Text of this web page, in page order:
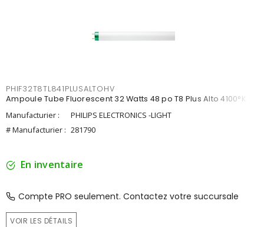
PHIF32T8TL841PLUSALTOHV
Ampoule Tube Fluorescent 32 Watts 48 po T8 Plus Alto 4100°K
Manufacturier :
PHILIPS ELECTRONICS -LIGHT
# Manufacturier : 281790
En inventaire
Compte PRO seulement. Contactez votre succursale
VOIR LES DÉTAILS